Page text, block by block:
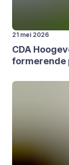
21 mei 2026
CDA
for­me­ren­de